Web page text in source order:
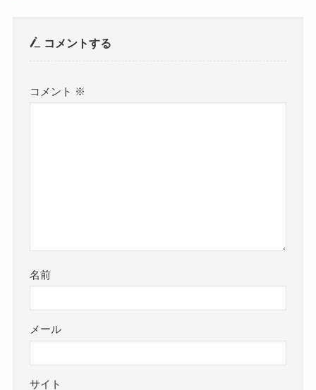
コメントする
コメント ※
名前
メール
サイト